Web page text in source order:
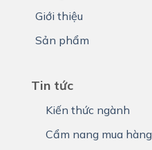
Giới thiệu
Sản phẩm
Tin tức
Kiến thức ngành
Cẩm nang mua hàng